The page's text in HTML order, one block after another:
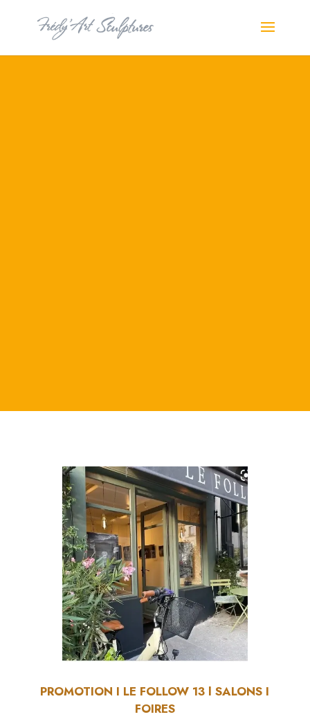
PROMOTION I LE FOLLOW 13 l SALONS I
FOIRES